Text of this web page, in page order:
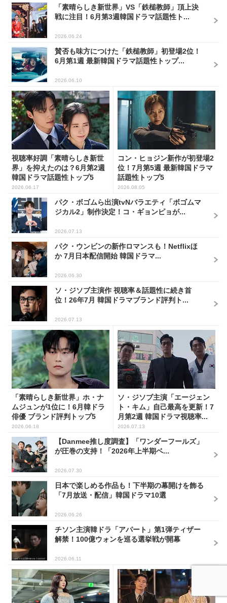
「素晴らしき新世界」VS「鉄槌教師」頂上決
戦に注目！6月第3週韓国ドラマ話題性ト...
2026.06.24
賛否も味方につけた「鉄槌教師」初登場2位！
6月第1週 最新韓国ドラマ話題性トップ...
2026.06.10
視聴率好調「素晴らしき新世
界」を抑えたのは？6月第2週
韓国ドラマ話題性トップ5
2026.06.17
コン・ヒョジン新作が初登場2
位！7月第5週 最新韓国ドラマ
話題性トップ5
2026.08.05
パク・ボゴムら出演tvNバラエティ「ボゴムマ
ジカル2」制作決定！コ・ギョンピョが...
2026.07.13
パク・ウンビンの新作ロマンスも！Netflixほ
か 7月日本配信開始 韓国ドラマ...
2026.06.30
ソ・ジソブ主演作 視聴率＆話題性に続き首
位！26年7月 韓国ドラマブランド評判ト...
2026.07.13
「素晴らしき新世界」ホ・ナ
ムジュンが1位に！6月韓ドラ
俳優 ブランド評判トップ5
2026.06.18
ソ・ジソブ主演「エージェン
ト・キム」自己最高を更新！7
月第2週 韓国ドラマ視聴率...
2026.07.13
【Danmee推し度調査】「ワンダーフールズ」
が圧巻の支持！「2026年上半期ベ...
2026.07.30
日本で楽しめる作品も！下半期の幕開けを飾る
「7月放送・配信」韓国ドラマ10選
2026.06.26
チソン主演韓ドラ「アパート」第1弾ティザー
解禁！100億ウォンを巡る選挙戦が開幕
2026.06.11